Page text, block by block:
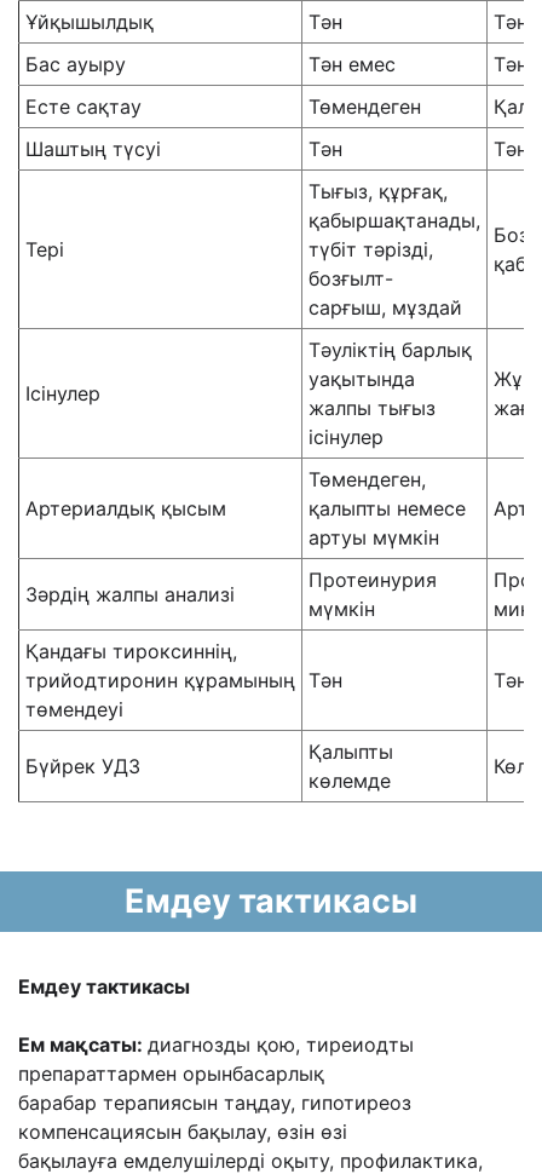
Ұйқышылдық Тəн
Бас ауыру
Тəн емес
Тəн
Есте сақтау
Төмендеген
Шаштың түсуі
Тəн Тəн
Тері
Тығыз, құрғақ,
қабыршақтанады,
түбіт тəрізді,
бозғылт-
сарғыш, мұздай
Ісінулер
Тəуліктің барлық
уақытында
жалпы тығыз
ісінулер
Артериалдық қысым
Төмендеген,
қалыпты немесе
артуы мүмкін
Зəрдің жалпы анализі
Протеинурия
мүмкін
Қандағы тироксиннің,
трийодтиронин құрамының
төмендеуі
Тəн Тəн
Бүйрек УДЗ
Қалыпты
көлемде
Емдеу тактикасы
Емдеу тактикасы
Ем мақсаты: диагнозды қою, тиреиодты
препараттармен орынбасарлық
барабар терапиясын таңдау, гипотиреоз
компенсациясын бақылау, өзін өзі
бақылауға емделушілерді оқыту, профилактика,